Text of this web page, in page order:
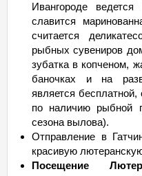
Ивангороде
славится
считается
рыбных сувениров
зубатка в копченом,
баночках и на
является
по наличию рыбной
сезона вылова).
Отправление в
красивую
Посещение